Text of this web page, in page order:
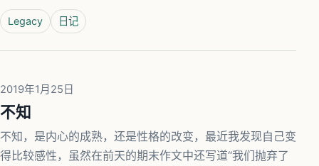
Legacy 日记
2019年1月25日
不知
不知，是内心的成熟，还是性格的改变，最近我发现自己变
得比较感性，虽然在前天的期末作文中还写道“我们抛弃了